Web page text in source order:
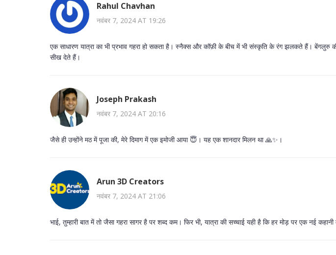
Rahul Chavhan
नवंबर 7, 2024 AT 19:26
एक साधारण यात्रा का भी प्रभाव गहरा हो सकता है। स्नैक्स और कॉफ़ी के बीच में भी संस्कृति के रंग झलकते हैं। बेंगलुरु
सीख देते हैं।
Joseph Prakash
नवंबर 7, 2024 AT 20:16
जैसे ही उन्होंने मठ में पूजा की, मेरे दिमाग में एक इमोजी आया 😇। यह एक शानदार मिलन था 🙏✨।
Arun 3D Creators
नवंबर 7, 2024 AT 21:06
भाई, तुम्हारी बात में तो जैसा गहरा सागर है पर शब्द कम। फिर भी, यात्रा की सच्चाई यही है कि हर मोड़ पर एक नई